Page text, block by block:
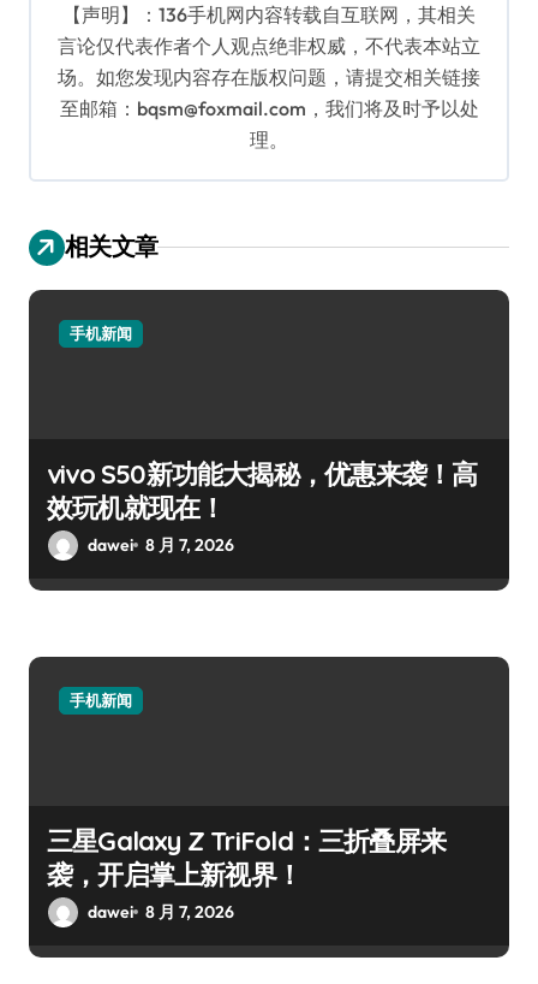
【声明】：136手机网内容转载自互联网，其相关
言论仅代表作者个人观点绝非权威，不代表本站立
场。如您发现内容存在版权问题，请提交相关链接
至邮箱：bqsm@foxmail.com，我们将及时予以处
理。
相关文章
手机新闻
vivo S50新功能大揭秘，优惠来袭！高
效玩机就现在！
dawei 8 月 7, 2026
手机新闻
三星Galaxy Z TriFold：三折叠屏来
袭，开启掌上新视界！
dawei 8 月 7, 2026